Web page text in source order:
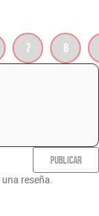
7 8
PUBLICAR
reseña.